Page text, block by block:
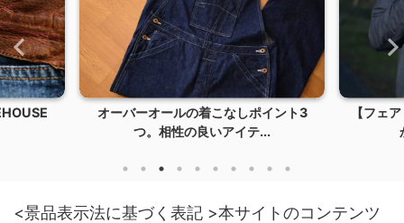
ント3
【フェアリーノヴァ2】薄くて軽くて暖
かい！冬のアウター...
【2022
<景品表示法に基づく表記 >本サイトのコンテンツ